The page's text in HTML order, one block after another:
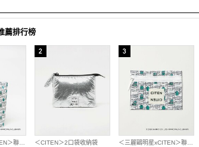
薦排行榜
＜CITEN＞2口袋收納袋